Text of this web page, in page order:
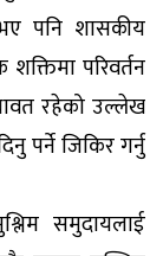
पनि शासकीय
परिवर्तन
रहेको उल्लेख
पर्ने जिकिर गर्नु
समुदायलाई